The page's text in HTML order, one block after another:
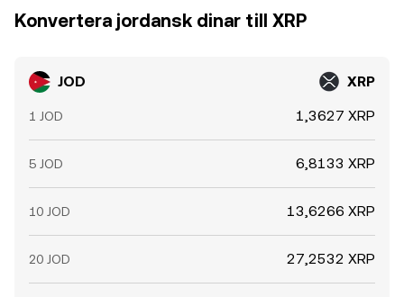
Konvertera jordansk dinar till XRP
JOD XRP
1 JOD 1,3627 XRP
5 JOD 6,8133 XRP
10 JOD 13,6266 XRP
20 JOD 27,2532 XRP